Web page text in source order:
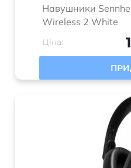
Навушники
Wireless 2 White
Ціна: